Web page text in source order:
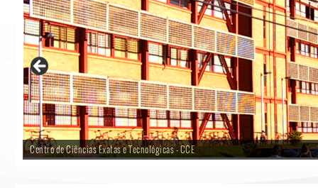
Centro de Ciências Exatas e Tecnológicas - CCE